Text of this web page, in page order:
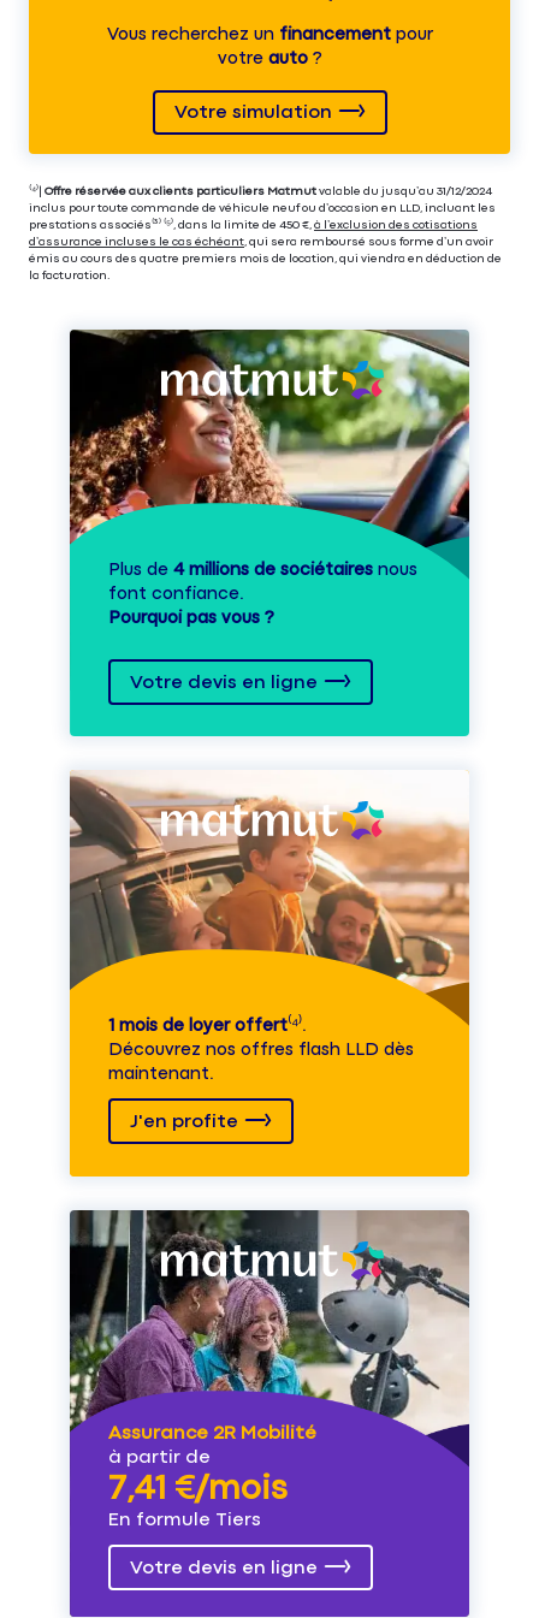
Vous recherchez unfinancementpour
votre auto?
Votre simulation
⁽⁴⁾| Offre réservée aux clients particuliers Matmut valable du jusqu’au 31/12/2024
inclus pour toute commande de véhicule neuf ou d’occasion en LLD, incluant les
prestations associés⁽³⁾ ⁽⁵⁾, dans la limite de 450 €, à l’exclusion des cotisations
d’assurance incluses le cas échéant , qui sera remboursé sous forme d’un avoir
émis au cours des quatre premiers mois de location, qui viendra en déduction de
la facturation.
Plus de 4 millions de sociétaires nous
font confiance.
Pourquoi pas vous ?
Votre devis en ligne
1 mois de loyer offert⁽⁴⁾.
Découvrez nos offres flash LLD dès
maintenant.
J'en profite
Assurance 2R Mobilité
à partir de
7,41 €/mois
En formule Tiers
Votre devis en ligne